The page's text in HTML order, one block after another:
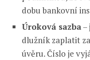
dobu bankovní
Úroková sazba–
dlužník zaplatit
úvěru. Číslo je